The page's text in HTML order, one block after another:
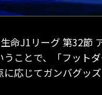
命J1リーグ 第32節
うことで、「フット
応じてガンバグッ